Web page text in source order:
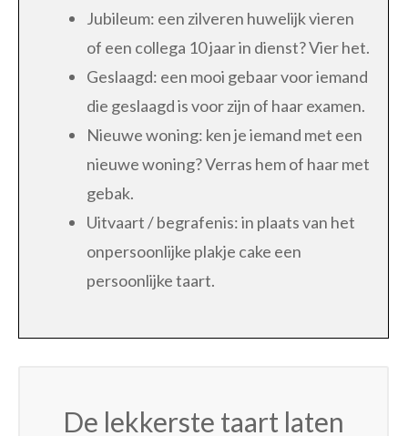
Jubileum: een zilveren huwelijk vieren
of een collega 10 jaar in dienst? Vier het.
Geslaagd: een mooi gebaar voor iemand
die geslaagd is voor zijn of haar examen.
Nieuwe woning: ken je iemand met een
nieuwe woning? Verras hem of haar met
gebak.
Uitvaart / begrafenis: in plaats van het
onpersoonlijke plakje cake een
persoonlijke taart.
De lekkerste taart laten